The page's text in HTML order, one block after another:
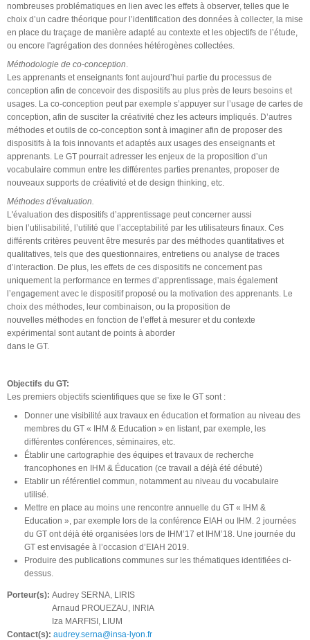
nombreuses problématiques en lien avec les effets à observer, telles que le
choix d’un cadre théorique pour l’identification des données à collecter, la mise
en place du traçage de manière adapté au contexte et les objectifs de l’étude,
ou encore l'agrégation des données hétérogènes collectées.
Méthodologie de co-conception.
Les apprenants et enseignants font aujourd’hui partie du processus de
conception afin de concevoir des dispositifs au plus près de leurs besoins et
usages. La co-conception peut par exemple s’appuyer sur l’usage de cartes de
conception, afin de susciter la créativité chez les acteurs impliqués. D’autres
méthodes et outils de co-conception sont à imaginer afin de proposer des
dispositifs à la fois innovants et adaptés aux usages des enseignants et
apprenants. Le GT pourrait adresser les enjeux de la proposition d’un
vocabulaire commun entre les différentes parties prenantes, proposer de
nouveaux supports de créativité et de design thinking, etc.
Méthodes d'évaluation.
L'évaluation des dispositifs d’apprentissage peut concerner aussi
bien l’utilisabilité, l’utilité que l’acceptabilité par les utilisateurs finaux. Ces
différents critères peuvent être mesurés par des méthodes quantitatives et
qualitatives, tels que des questionnaires, entretiens ou analyse de traces
d’interaction. De plus, les effets de ces dispositifs ne concernent pas
uniquement la performance en termes d’apprentissage, mais également
l’engagement avec le dispositif proposé ou la motivation des apprenants. Le
choix des méthodes, leur combinaison, ou la proposition de
nouvelles méthodes en fonction de l’effet à mesurer et du contexte
expérimental sont autant de points à aborder
dans le GT.
Objectifs du GT:
Les premiers objectifs scientifiques que se fixe le GT sont :
Donner une visibilité aux travaux en éducation et formation au niveau des
membres du GT « IHM & Education » en listant, par exemple, les
différentes conférences, séminaires, etc.
Établir une cartographie des équipes et travaux de recherche
francophones en IHM & Éducation (ce travail a déjà été débuté)
Etablir un référentiel commun, notamment au niveau du vocabulaire
utilisé.
Mettre en place au moins une rencontre annuelle du GT « IHM &
Education », par exemple lors de la conférence EIAH ou IHM. 2 journées
du GT ont déjà été organisées lors de IHM’17 et IHM’18. Une journée du
GT est envisagée à l’occasion d’EIAH 2019.
Produire des publications communes sur les thématiques identifiées ci-
dessus.
Porteur(s): Audrey SERNA, LIRIS
Arnaud PROUEZAU, INRIA
Iza MARFISI, LIUM
Contact(s): audrey.serna@insa-lyon.fr